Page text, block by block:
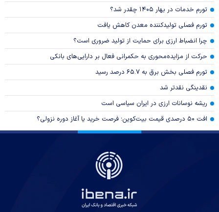
تورم خدمات در بهار ۱۴۰۵ چقدر شد؟
تورم فصلی تولیدکننده معدن کاهش یافت
چرا انضباط ارزی برای حمایت از تولید ضروری است؟
حرکت از مزایده‌محوری به حکمرانی فعال بر دارایی‌های بانکی
تورم فصلی بخش برق به ۶۵.۷ درصد رسید
نقدینگی نقدتر شد
ریشه نوسانات ارزی در ایران سیاسی است
افت ۵۰ درصدی قیمت بیت‌کوین؛ فرصت خرید یا آغاز دوره نزولی؟